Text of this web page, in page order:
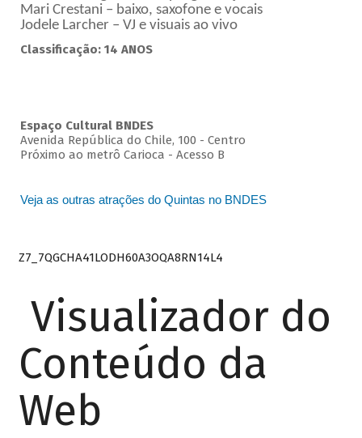
Mari Crestani – baixo, saxofone e vocais
Jodele Larcher – VJ e visuais ao vivo
Classificação: 14 ANOS
Espaço Cultural BNDES
Avenida República do Chile, 100 - Centro
Próximo ao metrô Carioca - Acesso B
Veja as outras atrações do Quintas no BNDES
Z7_7QGCHA41LODH60A3OQA8RN14L4
Visualizador do
Conteúdo da
Web